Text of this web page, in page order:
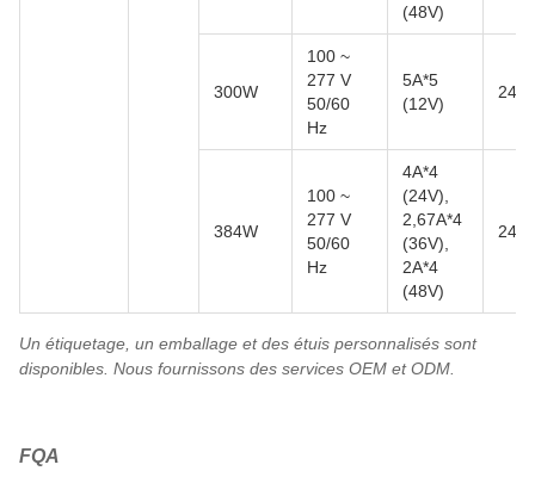
(48V)
300W
100 ~
277 V
50/60
Hz
5A*5
(12V)
384W
100 ~
277 V
50/60
Hz
4A*4
(24V),
2,67A*4
(36V),
2A*4
(48V)
Un étiquetage, un emballage et des étuis personnalisés sont
disponibles. Nous fournissons des services OEM et ODM.
FQA